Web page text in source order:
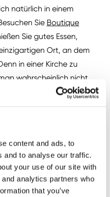
content and ads, to
and to analyse our traffic.
your use of our site with
analytics partners who
that you’ve
natürlich in einem
Sie Boutique
Sie gutes Essen,
Ort, an dem
in einer Kirche zu
wahrscheinlich nicht
Hotel The